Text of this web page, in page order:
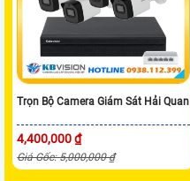
Trọn Bộ Camera Giám Sát Hải Quan
4,400,000 ₫
Giá Gốc: 5,000,000 ₫